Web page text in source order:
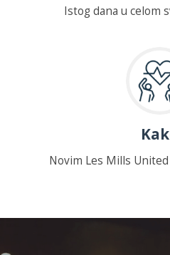
Istog dana u celom
Novim Les Mills